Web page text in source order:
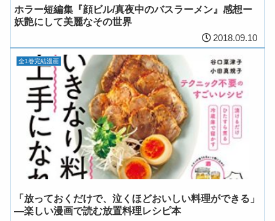
ホラー短編集『顔ビル/真夜中のバスラーメン』感想ー
妖艶にして美麗なその世界
2018.09.10
全1巻完結漫画
「放っておくだけで、泣くほどおいしい料理ができる」
―楽しい漫画で読む放置料理レシピ本